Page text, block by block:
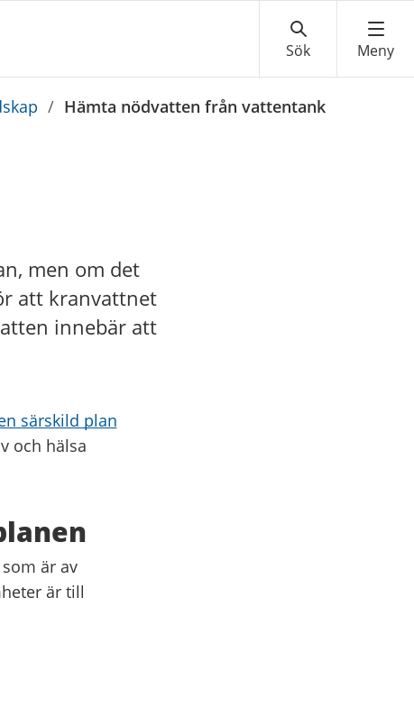
/ Hämta nödvatten från vattentank
men om det
att kranvattnet
innebär att
särskild plan
och hälsa
är av
är till